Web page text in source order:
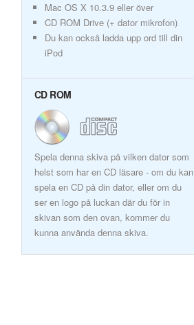
Mac OS X 10.3.9 eller över
CD ROM Drive (+ dator mikrofon)
Du kan också ladda upp ord till din
iPod
CD ROM
Spela denna skiva på vilken dator som
helst som har en CD läsare - om du kan
spela en CD på din dator, eller om du
ser en logo på luckan där du för in
skivan som den ovan, kommer du
kunna använda denna skiva.